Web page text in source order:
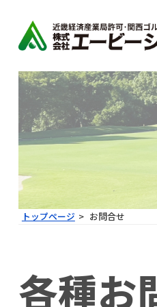
トップページ お問合せ
各種お